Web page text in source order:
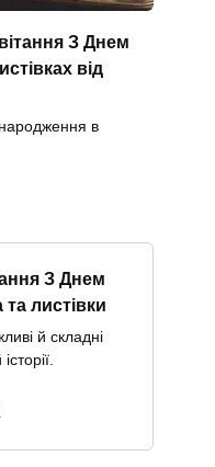
З Днем
від
в
З Днем
листівки
й складні